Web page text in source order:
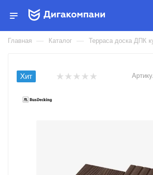
ТЕРРАСНАЯ ДОСКА
MOGANO 165x24ММ
Главная — Каталог — Терраса доска ДПК
Хит